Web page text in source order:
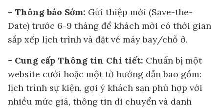
- Thông báo Sớm: Gửi thiệp mời (Save-the-
Date) trước 6-9 tháng để khách mời có thời gian
sắp xếp lịch trình và đặt vé máy bay/chỗ ở.
- Cung cấp Thông tin Chi tiết: Chuẩn bị một
website cưới hoặc một tờ hướng dẫn bao gồm:
lịch trình sự kiện, gợi ý khách sạn phù hợp với
nhiều mức giá, thông tin di chuyển và danh